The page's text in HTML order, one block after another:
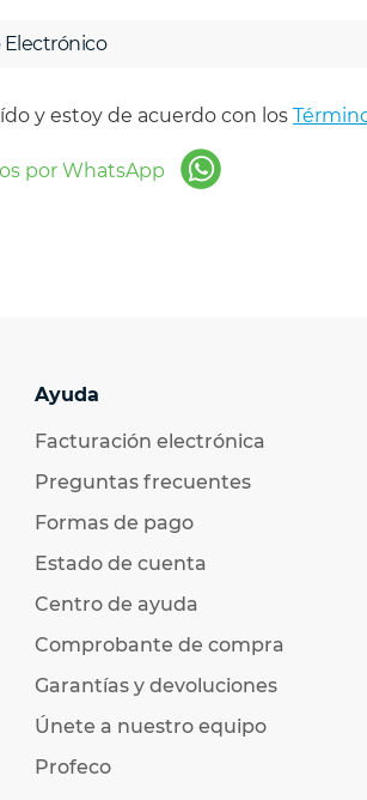
y estoy de acuerdo con los
por WhatsApp
Ayuda
Facturación electrónica
Preguntas frecuentes
Formas de pago
Estado de cuenta
Centro de ayuda
Comprobante de compra
Garantías y devoluciones
Únete a nuestro equipo
Profeco